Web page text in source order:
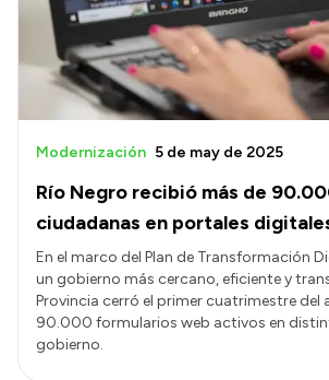
Río Negro recibió más de
ciudadanas en portales
Modernización 5 de may de 2025
En el marco del Plan de Transformación
un gobierno más cercano, eficiente y
Provincia cerró el primer cuatrimestre del
90.000 formularios web activos en
gobierno.